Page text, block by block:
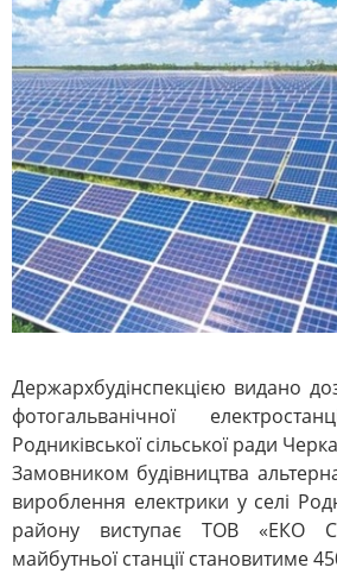
Держархбудінспекцією видано
фотогальванічної
Родниківської сільської ради
Замовником будівництва
вироблення електрики у селі
району виступає ТОВ «ЕКО
майбутньої станції становитиме